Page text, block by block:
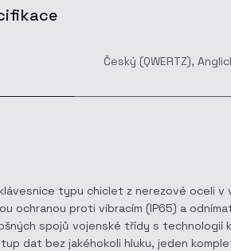
Český (QWERTZ),
klávesnice typu chiclet z nerezové oceli
ochranou proti vibracím (IP65) a
spojů vojenské třídy s technologií
dat bez jakéhokoli hluku, jeden